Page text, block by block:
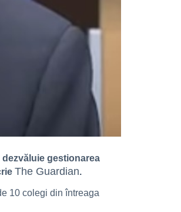
gestionarea
The Guardian.
10 colegi din întreaga